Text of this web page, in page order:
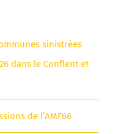
sinistrées
dans le Conflent et
de l’AMF66